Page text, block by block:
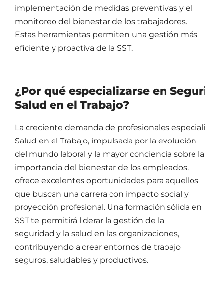
implementación de medidas preventivas y el
monitoreo del bienestar de los trabajadores.
Estas herramientas permiten una gestión más
eficiente y proactiva de la SST.
¿Por qué especializarse en
Salud en el Trabajo?
La creciente demanda de profesionales
Salud en el Trabajo, impulsada por la evolución
del mundo laboral y la mayor conciencia sobre la
importancia del bienestar de los empleados,
ofrece excelentes oportunidades para aquellos
que buscan una carrera con impacto social y
proyección profesional. Una formación sólida en
SST te permitirá liderar la gestión de la
seguridad y la salud en las organizaciones,
contribuyendo a crear entornos de trabajo
seguros, saludables y productivos.